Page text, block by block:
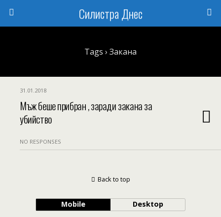
Силистра Днес
Tags › Закана
31.01.2018
Мъж беше прибран , заради закана за
убийство
NO RESPONSES
Back to top
Mobile Desktop